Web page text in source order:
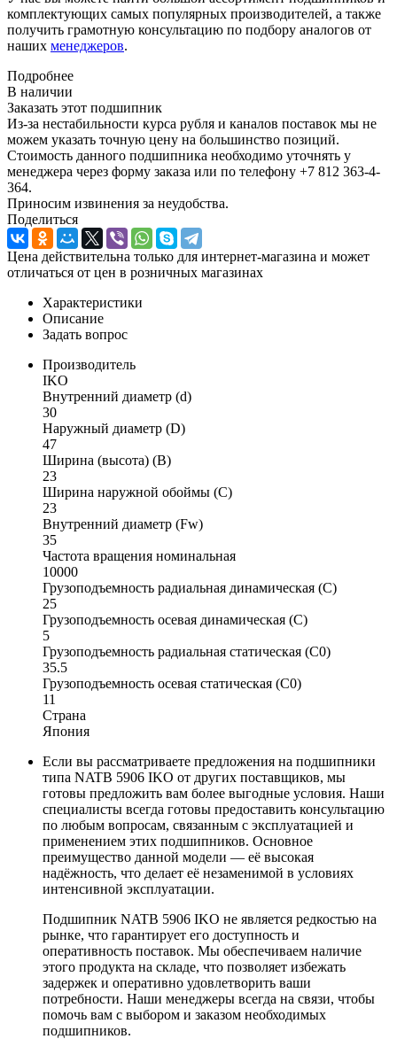
комплектующих самых популярных производителей, а также
получить грамотную консультацию по подбору аналогов от
наших менеджеров.
Подробнее
В наличии
Заказать этот подшипник
Из-за нестабильности курса рубля и каналов поставок мы не
можем указать точную цену на большинство позиций.
Стоимость данного подшипника необходимо уточнять у
менеджера через форму заказа или по телефону +7 812 363-4-
364.
Приносим извинения за неудобства.
Поделиться
Цена действительна только для интернет-магазина и может
отличаться от цен в розничных магазинах
Характеристики
Описание
Задать вопрос
Производитель
IKO
Внутренний диаметр (d)
30
Наружный диаметр (D)
47
Ширина (высота) (B)
23
Ширина наружной обоймы (C)
23
Внутренний диаметр (Fw)
35
Частота вращения номинальная
10000
Грузоподъемность радиальная динамическая (C)
25
Грузоподъемность осевая динамическая (C)
5
Грузоподъемность радиальная статическая (C0)
35.5
Грузоподъемность осевая статическая (C0)
11
Страна
Япония
Если вы рассматриваете предложения на подшипники
типа NATB 5906 IKO от других поставщиков, мы
готовы предложить вам более выгодные условия. Наши
специалисты всегда готовы предоставить консультацию
по любым вопросам, связанным с эксплуатацией и
применением этих подшипников. Основное
преимущество данной модели — её высокая
надёжность, что делает её незаменимой в условиях
интенсивной эксплуатации.
Подшипник NATB 5906 IKO не является редкостью на
рынке, что гарантирует его доступность и
оперативность поставок. Мы обеспечиваем наличие
этого продукта на складе, что позволяет избежать
задержек и оперативно удовлетворить ваши
потребности. Наши менеджеры всегда на связи, чтобы
помочь вам с выбором и заказом необходимых
подшипников.